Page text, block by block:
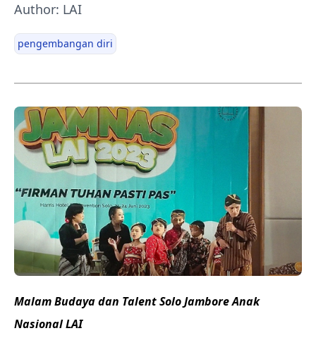
Author: LAI
pengembangan diri
Malam Budaya dan Talent Solo Jambore Anak
Nasional LAI